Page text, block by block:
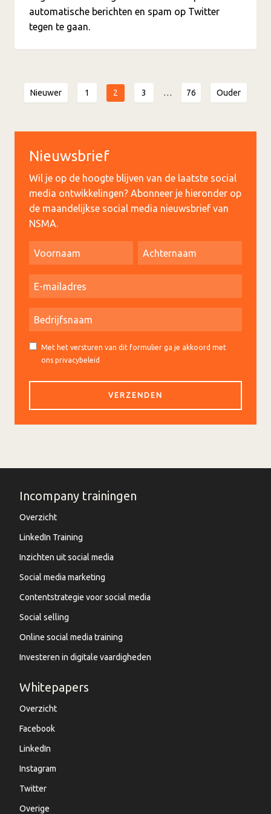
automatische berichten en spam op Twitter
tegen te gaan.
Nieuwer 1 2 3 … 76 Ouder
Nieuwsbrief
Wil je op de hoogte blijven van de laatste social
media ontwikkelingen? Abonneer je hieronder op
de maandelijkse social media nieuwsbrief van
NSMA.
Met het versturen van dit formulier ga je akkoord met
ons privacybeleid
Incompany trainingen
Overzicht
LinkedIn Training
Inzichten uit social media
Social media marketing
Contentstrategie voor social media
Social selling
Online social media training
Investeren in digitale vaardigheden
Whitepapers
Overzicht
Facebook
LinkedIn
Instagram
Twitter
Overige